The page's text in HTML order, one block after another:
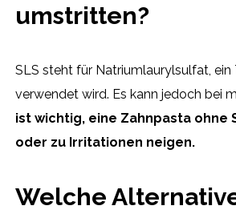
umstritten?
SLS steht für Natriumlaurylsulfat,
verwendet wird. Es kann jedoch bei
ist wichtig, eine Zahnpasta ohne
oder zu Irritationen neigen.
Welche